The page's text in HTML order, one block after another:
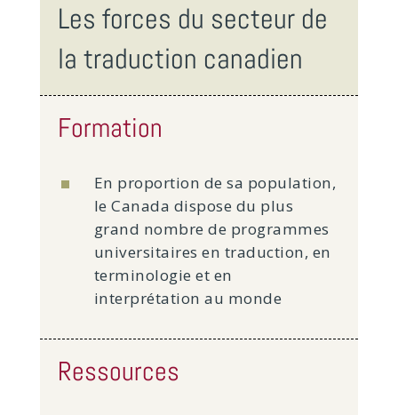
Les forces du secteur de
la traduction canadien
Formation
En proportion de sa population,
le Canada dispose du plus
grand nombre de programmes
universitaires en traduction, en
terminologie et en
interprétation au monde
Ressources